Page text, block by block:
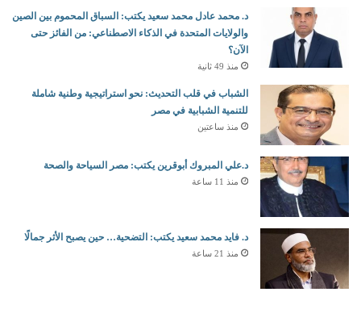
د. محمد عادل محمد سعيد يكتب: السباق المحموم بين الصين
والولايات المتحدة في الذكاء الاصطناعي: من الفائز حتى
الآن؟
منذ 49 ثانية
الشباب في قلب التحديث: نحو استراتيجية وطنية شاملة
للتنمية الشبابية في مصر
منذ ساعتين
د.علي المبروك أبوقرين يكتب: مصر السياحة والصحة
منذ 11 ساعة
د. فايد محمد سعيد يكتب: التضحية… حين يصبح الأثر جمالًا
منذ 21 ساعة